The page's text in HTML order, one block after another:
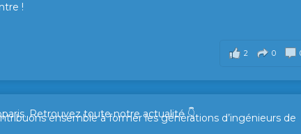
!
2 0
ensemble à former les générations d’ingénieurs de
Retrouvez toute notre actualité 👇